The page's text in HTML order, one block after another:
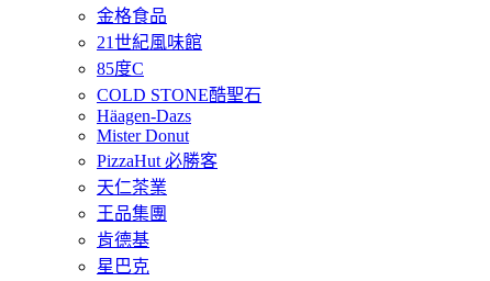
金格食品
21世紀風味館
85度C
COLD STONE酷聖石
Häagen-Dazs
Mister Donut
PizzaHut 必勝客
天仁茶業
王品集團
肯德基
星巴克